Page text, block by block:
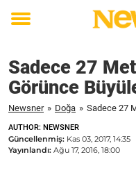
Toggle
Sadece 27
Görünce
Newsner » Doğa »
AUTHOR: NEWSNER
Güncellenmiş: Kas 03, 2017, 14:35
Yayınlandı: Ağu 17, 2016, 18:00